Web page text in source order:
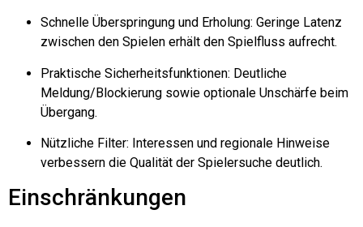
Schnelle Überspringung und Erholung: Geringe Latenz
zwischen den Spielen erhält den Spielfluss aufrecht.
Praktische Sicherheitsfunktionen: Deutliche
Meldung/Blockierung sowie optionale Unschärfe beim
Übergang.
Nützliche Filter: Interessen und regionale Hinweise
verbessern die Qualität der Spielersuche deutlich.
Einschränkungen